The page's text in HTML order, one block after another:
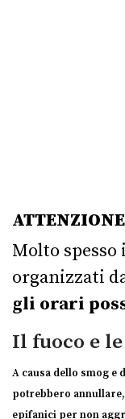
Molto
organizzati
gli orari
Il fuoco e
A causa dello smog e
potrebbero
epifanici per non